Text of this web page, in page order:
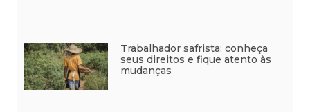
Trabalhador safrista: conheça
seus direitos e fique atento às
mudanças